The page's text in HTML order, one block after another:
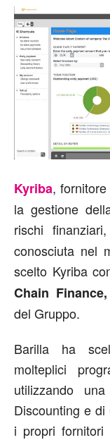
Kyriba,
la gestione
rischi
conosciuta nel
scelto Kyriba
Chain
del Gruppo.
Barilla ha
molteplici
utilizzando
Discounting e
i propri fornitori